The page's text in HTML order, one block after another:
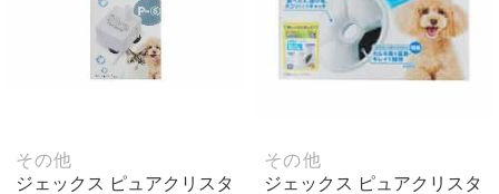
その他
ジェックス ピュアクリスタ
その他
ジェックス ピュアクリスタ